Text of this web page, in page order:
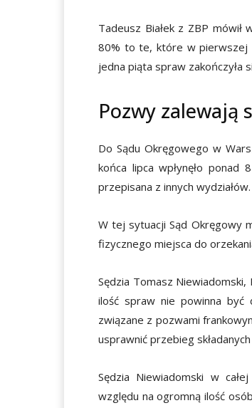
Tadeusz Białek z ZBP
80% to te, które w pierwszej
jedna piąta spraw zakończyła
Pozwy zalewają
Do Sądu Okręgowego w
końca lipca wpłynęło
przepisana z innych wydziałów.
W tej sytuacji Sąd Okręgowy
fizycznego miejsca do
Sędzia Tomasz Niewiadomski,
ilość spraw nie powinna być
związane z pozwami
usprawnić przebieg
Sędzia Niewiadomski w
względu na ogromną ilość